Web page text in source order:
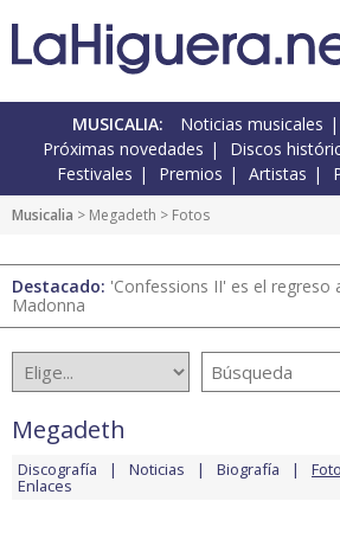
MUSICALIA: Noticias musicales
Próximas novedades
Discos
Festivales
Premios Artistas
Musicalia > Megadeth > Fotos
Destacado: 'Confessions II' es el regreso
Madonna
Megadeth
Discografía Noticias Biografía
Enlaces